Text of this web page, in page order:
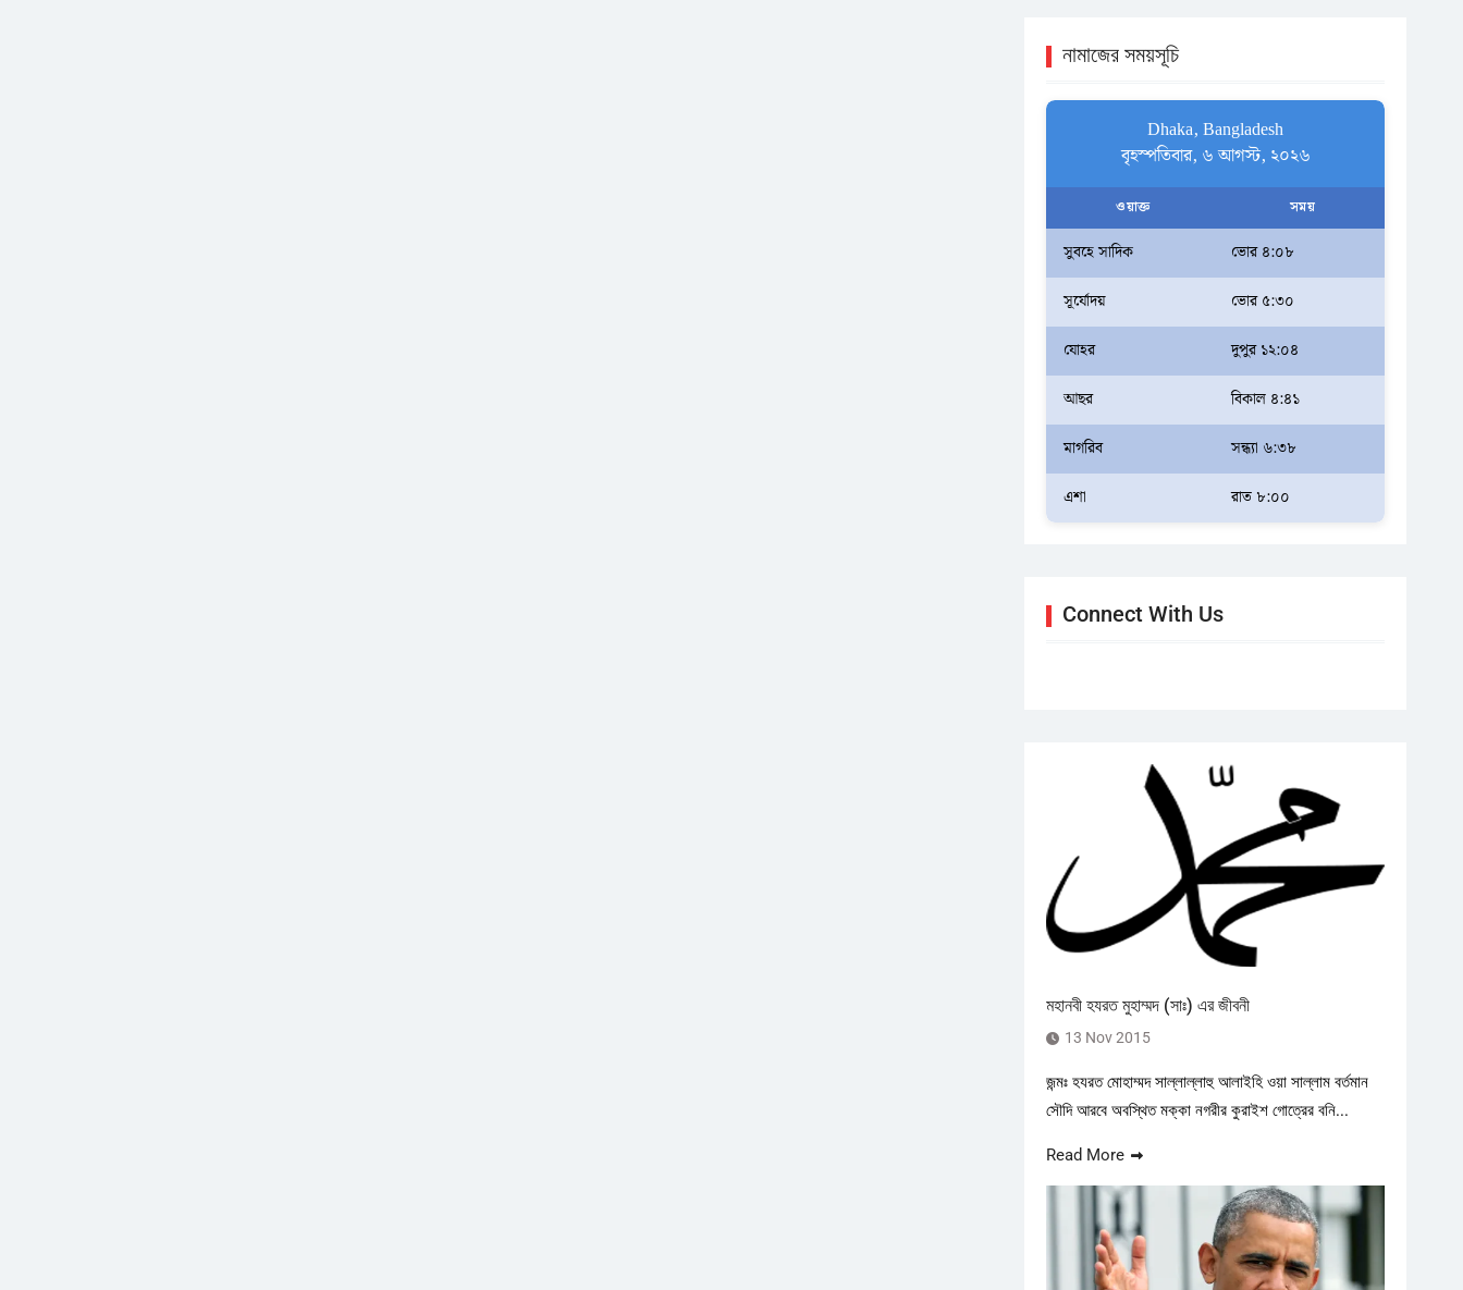
নামাজের সময়সূচি
Dhaka, Bangladesh
বৃহস্পতিবার, ৬ আগস্ট, ২০২৬
ওয়াক্ত সময়
সুবহে সাদিক ভোর ৪:০৮
সূর্যোদয় ভোর ৫:৩০
যোহর দুপুর ১২:০৪
আছর বিকাল ৪:৪১
মাগরিব সন্ধ্যা ৬:৩৮
এশা রাত ৮:০০
Connect With Us
মহানবী হযরত মুহাম্মদ (সাঃ) এর জীবনী
13 Nov 2015
জন্মঃ হযরত মোহাম্মদ সাল্লাল্লাহু আলাইহি ওয়া সাল্লাম বর্তমান
সৌদি আরবে অবস্থিত মক্কা নগরীর কুরাইশ গোত্রের বনি...
Read More